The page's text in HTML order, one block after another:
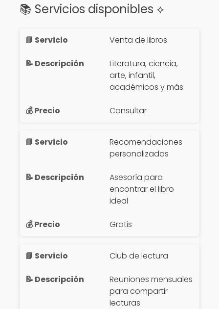
📚 Servicios disponibles ⟡
Venta de libros
Literatura, ciencia,
arte, infantil,
académicos y más
Consultar
Recomendaciones
personalizadas
Asesoría para
encontrar el libro
ideal
Gratis
Club de lectura
Reuniones mensuales
para compartir
lecturas